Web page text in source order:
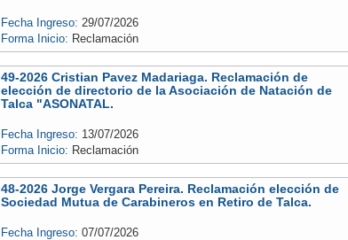
Fecha Ingreso: 29/07/2026
Forma Inicio: Reclamación
49-2026 Cristian Pavez Madariaga. Reclamación de
elección de directorio de la Asociación de Natación de
Talca "ASONATAL.
Fecha Ingreso: 13/07/2026
Forma Inicio: Reclamación
48-2026 Jorge Vergara Pereira. Reclamación elección de
Sociedad Mutua de Carabineros en Retiro de Talca.
Fecha Ingreso: 07/07/2026